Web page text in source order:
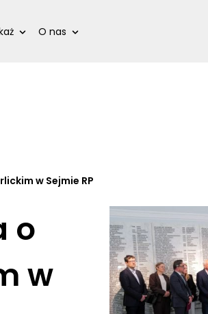
O nas
w Sejmie RP
o
w